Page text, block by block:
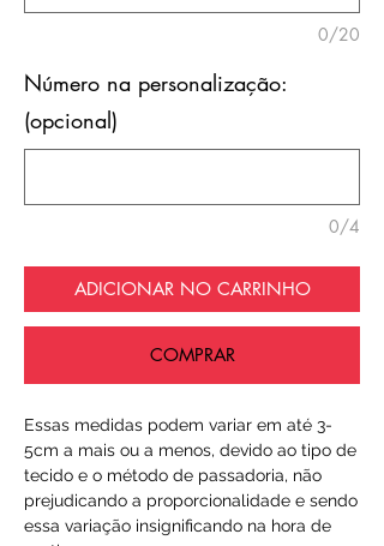
0/20
Número na personalização:
(opcional)
0/4
ADICIONAR NO CARRINHO
COMPRAR
Essas medidas podem variar em até 3-
5cm a mais ou a menos, devido ao tipo de
tecido e o método de passadoria, não
prejudicando a proporcionalidade e sendo
essa variação insignificando na hora de